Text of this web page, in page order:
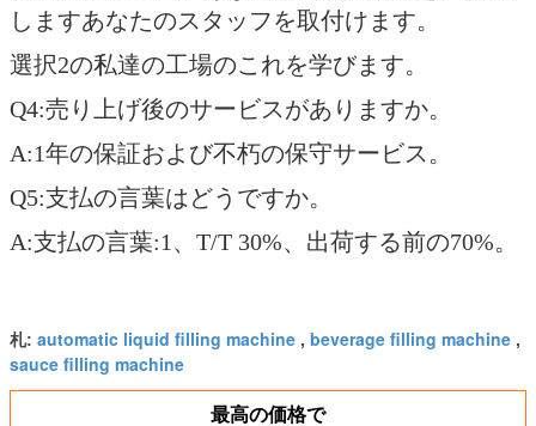
しますあなたのスタッフを取付けます。
選択2の私達の工場のこれを学びます。
Q4:売り上げ後のサービスがありますか。
A:1年の保証および不朽の保守サービス。
Q5:支払の言葉はどうですか。
A:支払の言葉:1、T/T 30%、出荷する前の70%。
札: automatic liquid filling machine , beverage filling machine ,
sauce filling machine
最高の価格で